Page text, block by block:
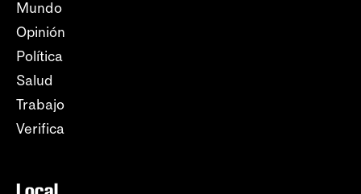
Mundo
Opinión
Política
Salud
Trabajo
Verifica